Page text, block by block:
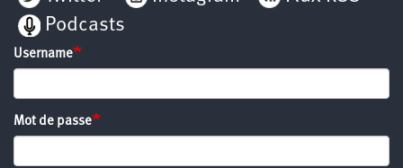
Podcasts
Username
Mot de passe